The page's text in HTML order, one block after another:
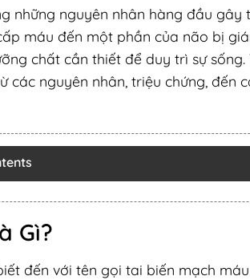
những nguyên nhân hàng đầu
máu đến một phần của não bị
chất cần thiết để duy trì sự
các nguyên nhân, triệu chứng, đến
Gì?
đến với tên gọi tai biến mạch